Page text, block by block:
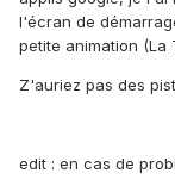
l'écran de
petite animation (La
Z'auriez pas des
edit : en cas de